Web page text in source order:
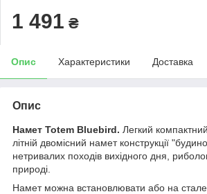
1 491 ₴
Опис Характеристики Доставка
Опис
Намет Totem Bluebird. Легкий
літній двомісний намет конструкції
нетривалих походів вихідного дня,
природі.
Намет можна встановлювати або на